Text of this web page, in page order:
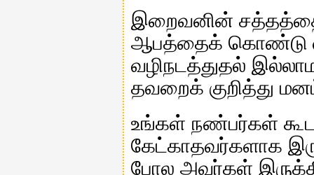
இறைவனின்
ஆபத்தைக் கொண்டு
வழிநடத்துதல்
தவறைக் குறித்து
உங்கள் நண்பர்கள்
கேட்காதவர்களாக
போல அவர்கள்